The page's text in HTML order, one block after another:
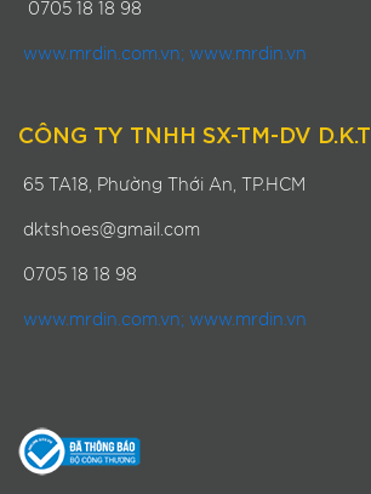
0705 18 18 98
www.mrdin.com.vn; www.mrdin.vn
CÔNG TY TNHH SX-TM-DV D.K.T
65 TA18, Phường Thới An, TP.HCM
dktshoes@gmail.com
0705 18 18 98
www.mrdin.com.vn; www.mrdin.vn